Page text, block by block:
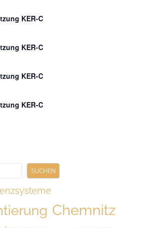
KER-C
KER-C
KER-C
KER-C
SUCHEN
Chemnitz